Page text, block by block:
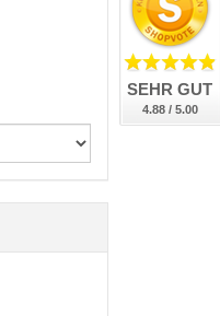
SEHR GUT
4.88 / 5.00